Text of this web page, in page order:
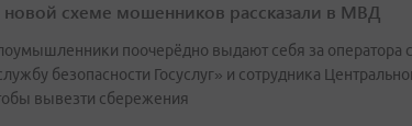
схеме мошенников рассказали в МВД
поочерёдно выдают себя за оператора
безопасности Госуслуг» и сотрудника
вывезти сбережения